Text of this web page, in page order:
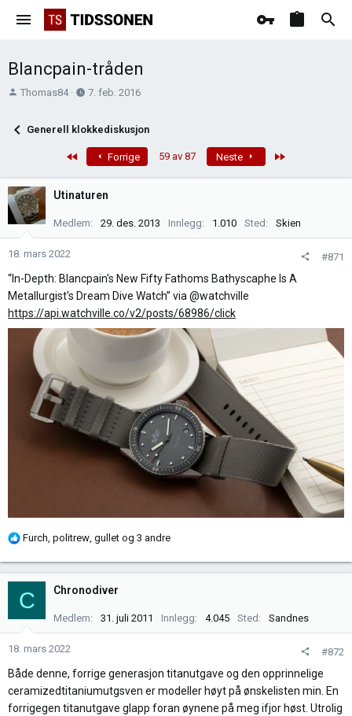
Blancpain-tråden
T
å
a
r
t
Thomas84
O
p
e
7. feb. 2016
Generell klokkediskusjon
Forrige 59 av 87 Neste
Utinaturen
Medlem 29. des. 2013 Innlegg 1.010 Sted Skien
18. mars 2022 #871
“In-Depth: Blancpain's New Fifty Fathoms Bathyscaphe Is A
Metallurgist's Dream Dive Watch” via @watchville
https://api.watchville.co/v2/posts/68986/click
R
k
s
n
r
:
Furch, politrew, gullet og 3 andre
C Chronodiver
Medlem 31. juli 2011 Innlegg 4.045 Sted Sandnes
18. mars 2022 #872
Både denne, forrige generasjon titanutgave og den opprinnelige
ceramizedtitaniumutgsven er modeller høyt på ønskelisten min. En
forrigegen titanutgave glapp foran øynene på meg ifjor høst. Utrolig